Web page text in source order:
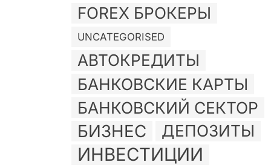
FOREX БРОКЕРЫ
UNCATEGORISED
АВТОКРЕДИТЫ
БАНКОВСКИЕ КАРТЫ
БАНКОВСКИЙ СЕКТОР
БИЗНЕС ДЕПОЗИТЫ
ИНВЕСТИЦИИ